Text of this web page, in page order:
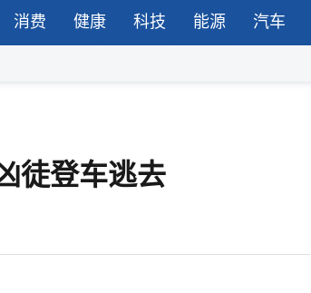
消费 健康 科技 能源 汽车
徒登车逃去